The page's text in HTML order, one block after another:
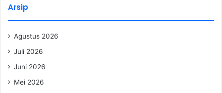
Arsip
Agustus 2026
Juli 2026
Juni 2026
Mei 2026